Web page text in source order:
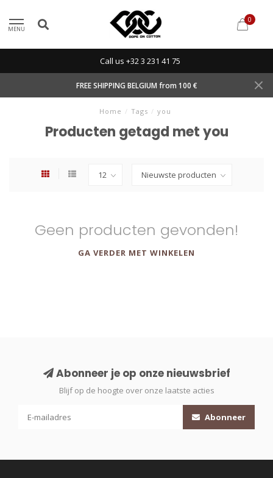
MENU
0
Call us +32 3 231 41 75
FREE SHIPPING BELGIUM from 100 €
Home / Tags / you
Producten getagd met you
Geen producten gevonden!
GA VERDER MET WINKELEN
Abonneer je op onze nieuwsbrief
Blijf op de hoogte over onze laatste acties
Abonneer